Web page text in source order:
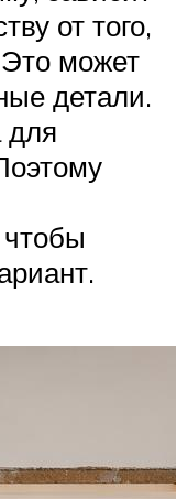
от того,
может
детали.
для